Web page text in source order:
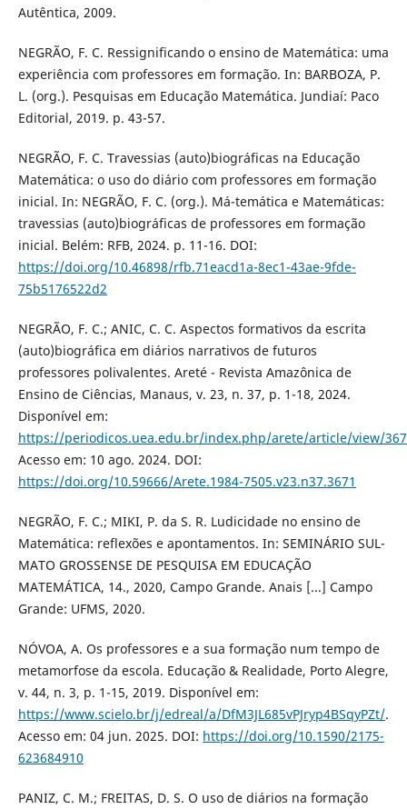
Autêntica, 2009.
NEGRÃO, F. C. Ressignificando o ensino de Matemática: uma
experiência com professores em formação. In: BARBOZA, P.
L. (org.). Pesquisas em Educação Matemática. Jundiaí: Paco
Editorial, 2019. p. 43-57.
NEGRÃO, F. C. Travessias (auto)biográficas na Educação
Matemática: o uso do diário com professores em formação
inicial. In: NEGRÃO, F. C. (org.). Má-temática e Matemáticas:
travessias (auto)biográficas de professores em formação
inicial. Belém: RFB, 2024. p. 11-16. DOI:
https://doi.org/10.46898/rfb.71eacd1a-8ec1-43ae-9fde-
75b5176522d2
NEGRÃO, F. C.; ANIC, C. C. Aspectos formativos da escrita
(auto)biográfica em diários narrativos de futuros
professores polivalentes. Areté - Revista Amazônica de
Ensino de Ciências, Manaus, v. 23, n. 37, p. 1-18, 2024.
Disponível em:
https://periodicos.uea.edu.br/index.php/arete/article/view/
Acesso em: 10 ago. 2024. DOI:
https://doi.org/10.59666/Arete.1984-7505.v23.n37.3671
NEGRÃO, F. C.; MIKI, P. da S. R. Ludicidade no ensino de
Matemática: reflexões e apontamentos. In: SEMINÁRIO SUL-
MATO GROSSENSE DE PESQUISA EM EDUCAÇÃO
MATEMÁTICA, 14., 2020, Campo Grande. Anais [...] Campo
Grande: UFMS, 2020.
NÓVOA, A. Os professores e a sua formação num tempo de
metamorfose da escola. Educação & Realidade, Porto Alegre,
v. 44, n. 3, p. 1-15, 2019. Disponível em:
https://www.scielo.br/j/edreal/a/DfM3JL685vPJryp4BSqyPZt/.
Acesso em: 04 jun. 2025. DOI: https://doi.org/10.1590/2175-
623684910
PANIZ, C. M.; FREITAS, D. S. O uso de diários na formação